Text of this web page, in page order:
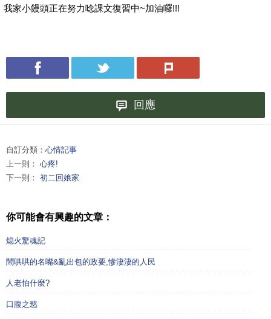
我家小饅頭正在努力唸課文復習中~加油囉!!!
回應
自訂分類： 心情記事
上一則： 心疼!
下一則： 初二回娘家
你可能會有興趣的文章：
熄火驚魂記
鬧哄哄的名嘴&亂出包的政要,慘淒淒的人民
人老怕什麼?
口腹之慾